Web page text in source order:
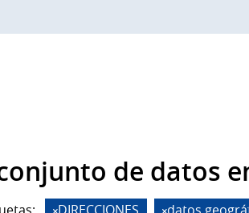
de datos
DIRECCIONES datos